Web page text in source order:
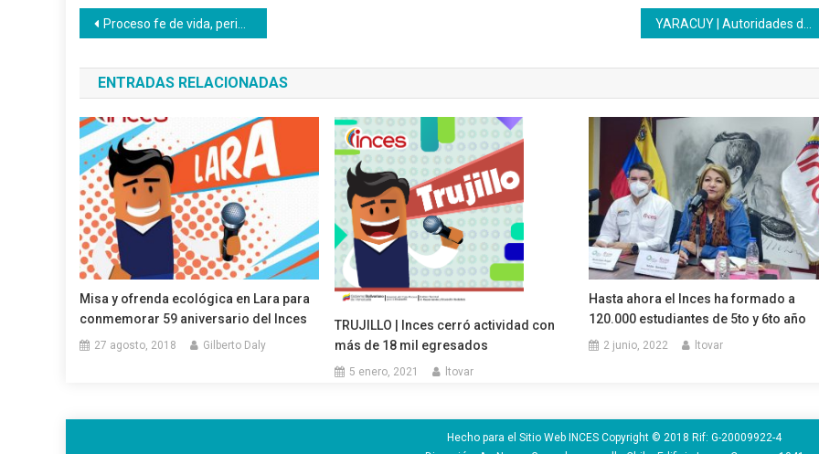
Navegación
de
entradas
Proceso fe de vida, periodo 2023
ENTRADAS RELACIONADAS
Misa y ofrenda ecológica en Lara para
conmemorar 59 aniversario del Inces
27 agosto, 2018 Gilberto Daly
TRUJILLO | Inces cerró actividad con
más de 18 mil egresados
5 enero, 2021 ltovar
Hasta ahora el Inces ha formado a
120.000 estudiantes de 5to y 6to año
2 junio, 2022 ltovar
Hecho para el Sitio Web INCES Copyright © 2018 Rif: G-20009922-4